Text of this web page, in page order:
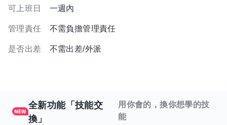
可上班日 一週內
管理責任 不需負擔管理責任
是否出差 不需出差/外派
全新功能「技能交
換」
用你會的，換你想學的技
能